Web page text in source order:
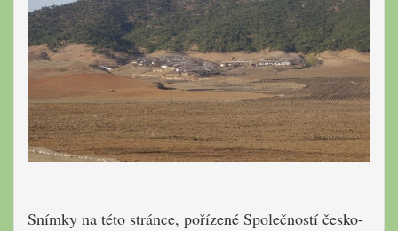
Snímky na této stránce, pořízené Společností česko-